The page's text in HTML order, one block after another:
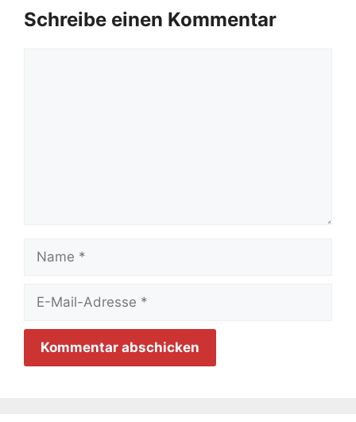
Schreibe einen Kommentar
Mail-
Adresse